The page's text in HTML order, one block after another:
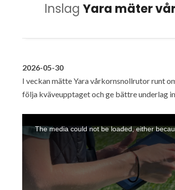
Inslag Yara mäter
2026-05-30
I veckan mätte Yara vårkornsnollrutor runt
följa kväveupptaget och ge bättre underlag